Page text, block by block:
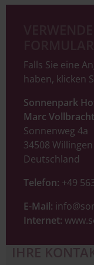
Falls Sie eine
haben, klicken
Sonnenpark
Marc Vollbracht
Sonnenweg 4a
34508
Deutschland
Telefon: +49
E-Mail:
Internet:
IHRE